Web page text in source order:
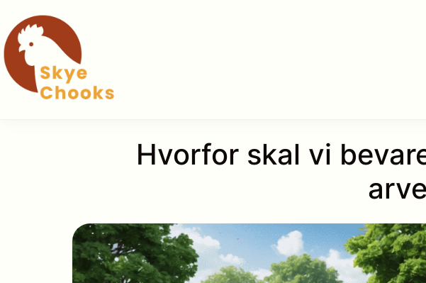
indhold
Hvorfor skal vi